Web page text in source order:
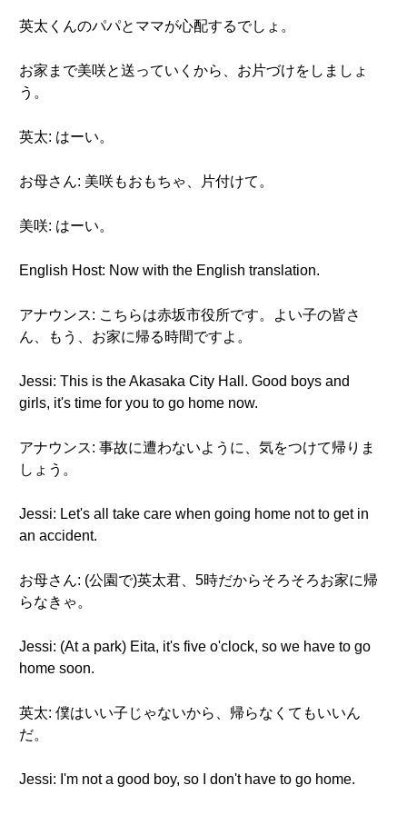
英太くんのパパとママが心配するでしょ。
お家まで美咲と送っていくから、お片づけをしましょ
う。
英太: はーい。
お母さん: 美咲もおもちゃ、片付けて。
美咲: はーい。
English Host: Now with the English translation.
アナウンス: こちらは赤坂市役所です。よい子の皆さ
ん、もう、お家に帰る時間ですよ。
Jessi: This is the Akasaka City Hall. Good boys and
girls, it's time for you to go home now.
アナウンス: 事故に遭わないように、気をつけて帰りま
しょう。
Jessi: Let's all take care when going home not to get in
an accident.
お母さん: (公園で)英太君、5時だからそろそろお家に帰
らなきゃ。
Jessi: (At a park) Eita, it's five o'clock, so we have to go
home soon.
英太: 僕はいい子じゃないから、帰らなくてもいいん
だ。
Jessi: I'm not a good boy, so I don't have to go home.